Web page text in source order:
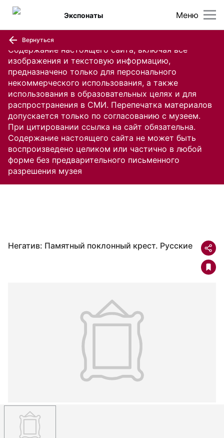
Содержание настоящего сайта, включая все
изображения и текстовую информацию,
предназначено только для персонального
некоммерческого использования, а также
использования в образовательных целях и для
распространения в СМИ. Перепечатка материалов
допускается только по согласованию с музеем.
При цитировании ссылка на сайт обязательна.
Содержание настоящего сайта не может быть
воспроизведено целиком или частично в любой
форме без предварительного письменного
разрешения музея
Меню
Экспонаты
Вернуться
Негатив: Памятный поклонный крест. Русские